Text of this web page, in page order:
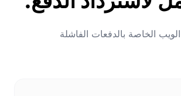
الخاصة بالدفعات الفاشلة